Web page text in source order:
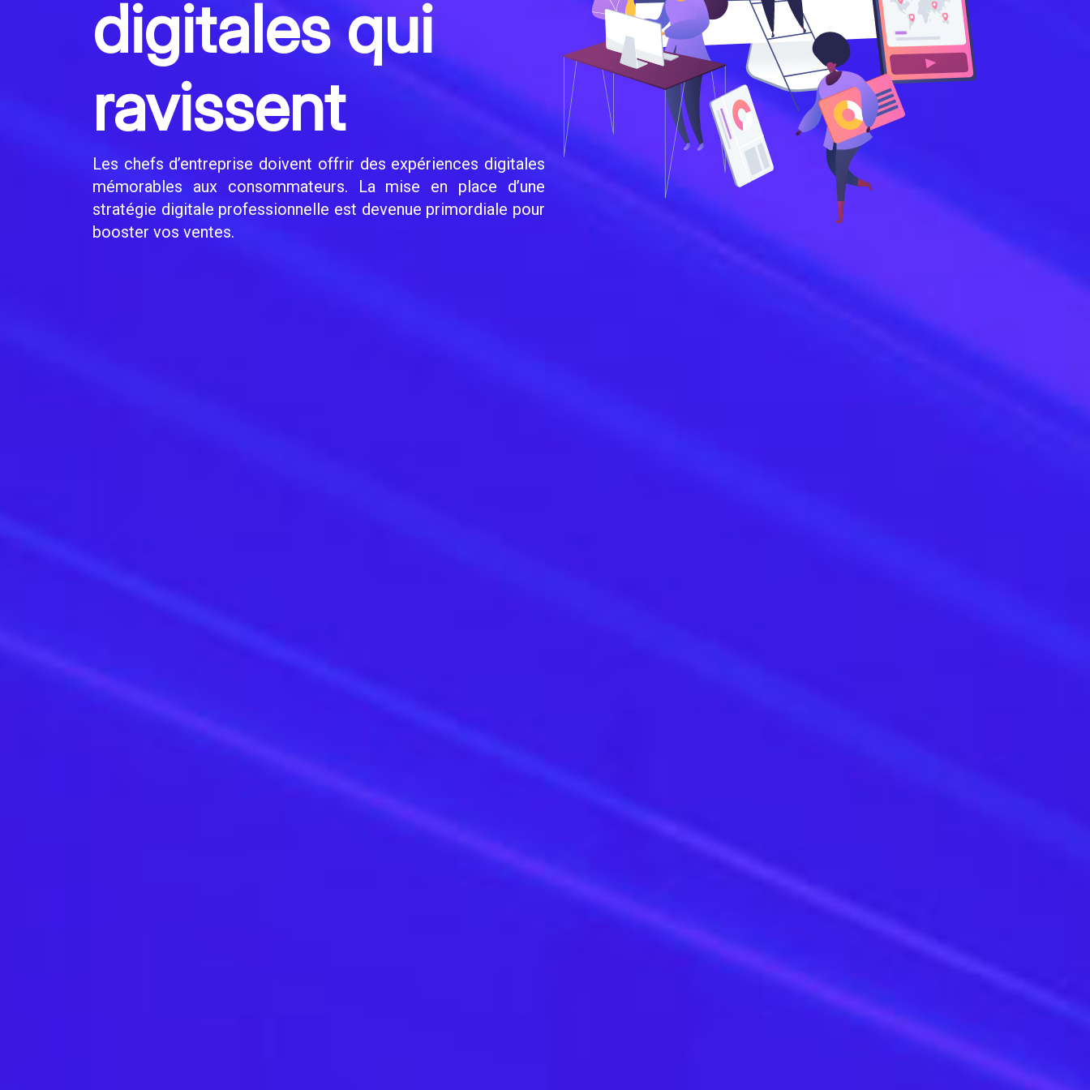
digitales qui
ravissent
Les chefs d’entreprise doivent offrir des expériences digitales
mémorables aux consommateurs. La mise en place d’une
stratégie digitale professionnelle est devenue primordiale pour
booster vos ventes.